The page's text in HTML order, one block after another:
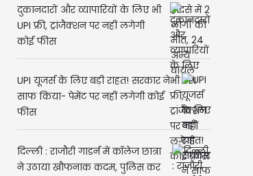
दुकानदारों और व्यापारियों के लिए भी
UPI फ्री, ट्रांजैक्शन पर नहीं लगेगी
कोई फीस
UPI यूजर्स के लिए बड़ी राहत! सरकार ने
साफ किया- पेमेंट पर नहीं लगेगी कोई
फीस
दिल्ली : राजौरी गाडर्न में कॉलेज छात्रा
ने उठाया खौफनाक कदम, पुलिस कर